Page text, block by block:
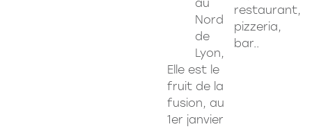
au
Nord
de
Lyon,
Elle est le
fruit de la
fusion, au
1er janvier
restaurant,
pizzeria,
bar..